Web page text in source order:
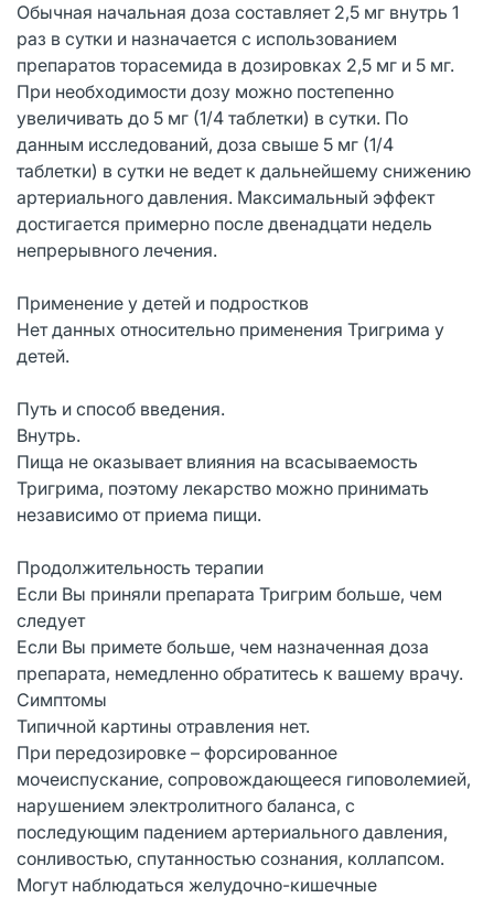
Обычная начальная доза составляет 2,5 мг внутрь 1
раз в сутки и назначается с использованием
препаратов торасемида в дозировках 2,5 мг и 5 мг.
При необходимости дозу можно постепенно
увеличивать до 5 мг (1/4 таблетки) в сутки. По
данным исследований, доза свыше 5 мг (1/4
таблетки) в сутки не ведет к дальнейшему снижению
артериального давления. Максимальный эффект
достигается примерно после двенадцати недель
непрерывного лечения.
Применение у детей и подростков
Нет данных относительно применения Тригрима у
детей.
Путь и способ введения.
Внутрь.
Пища не оказывает влияния на всасываемость
Тригрима, поэтому лекарство можно принимать
независимо от приема пищи.
Продолжительность терапии
Если Вы приняли препарата Тригрим больше, чем
следует
Если Вы примете больше, чем назначенная доза
препарата, немедленно обратитесь к вашему врачу.
Симптомы
Типичной картины отравления нет.
При передозировке – форсированное
мочеиспускание, сопровождающееся гиповолемией,
нарушением электролитного баланса, с
последующим падением артериального давления,
сонливостью, спутанностью сознания, коллапсом.
Могут наблюдаться желудочно-кишечные